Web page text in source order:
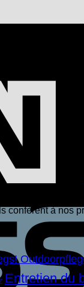
naturelles.
confèrent à nos
Entretien du